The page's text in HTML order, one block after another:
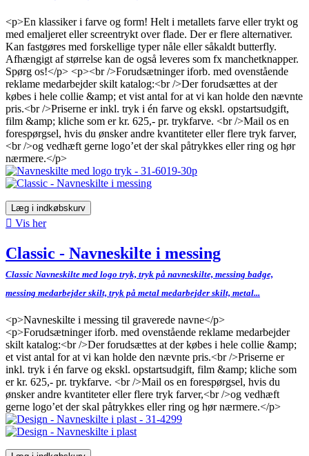
<p>En klassiker i farve og form! Helt i metallets farve eller trykt og
med emaljeret eller screentrykt over flade. Der er flere alternativer.
Kan fastgøres med forskellige typer nåle eller såkaldt butterfly.
Afhængigt af størrelse kan de også leveres som fx manchetknapper.
Spørg os!</p> <p><br />Forudsætninger iforb. med ovenstående
reklame medarbejder skilt katalog:<br />Der forudsættes at der
købes i hele collie &amp; et vist antal for at vi kan holde den nævnte
pris.<br />Priserne er inkl. tryk i én farve og ekskl. opstartsudgift,
film &amp; kliche som er kr. 625,- pr. trykfarve. <br />Mail os en
forespørgsel, hvis du ønsker andre kvantiteter eller flere tryk farver,
<br />og vedhæft gerne logo’et der skal påtrykkes eller ring og hør
nærmere.</p>
Læg i indkøbskurv
 Vis her
Classic - Navneskilte i messing
Classic Navneskilte med logo tryk, tryk på navneskilte, messing badge,
messing medarbejder skilt, tryk på metal medarbejder skilt, metal...
<p>Navneskilte i messing til graverede navne</p>
<p>Forudsætninger iforb. med ovenstående reklame medarbejder
skilt katalog:<br />Der forudsættes at der købes i hele collie &amp;
et vist antal for at vi kan holde den nævnte pris.<br />Priserne er
inkl. tryk i én farve og ekskl. opstartsudgift, film &amp; kliche som
er kr. 625,- pr. trykfarve. <br />Mail os en forespørgsel, hvis du
ønsker andre kvantiteter eller flere tryk farver,<br />og vedhæft
gerne logo’et der skal påtrykkes eller ring og hør nærmere.</p>